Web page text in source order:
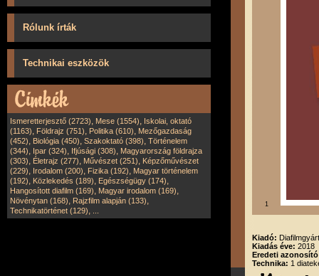
Rólunk írták
Technikai eszközök
Ismeretterjesztő (2723), Mese (1554), Iskolai, oktató
(1163), Földrajz (751), Politika (610), Mezőgazdaság
(452), Biológia (450), Szakoktató (398), Történelem
(344), Ipar (324), Ifjúsági (308), Magyarország földrajza
(303), Életrajz (277), Művészet (251), Képzőművészet
(229), Irodalom (200), Fizika (192), Magyar történelem
(192), Közlekedés (189), Egészségügy (174),
Hangosított diafilm (169), Magyar irodalom (169),
Növénytan (168), Rajzfilm alapján (133),
Technikatörténet (129),
1
Kiadó:
Kiadás éve: 2018
Eredeti
Technika: 1